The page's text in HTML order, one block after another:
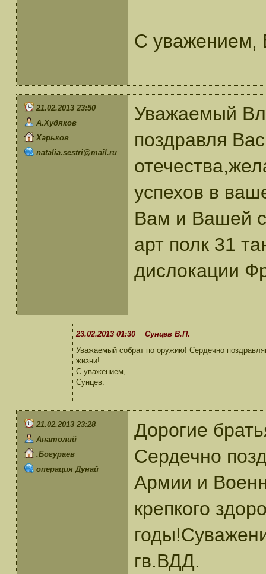
С
21.02.2013 23:50
А.Худяков
Харьков
natalia.sestri@mail.ru
Уважаемый
поздравля
успехов в
Вам и Вашей
арт полк 31
дислокации
23.02.2013 01:30 Сунцев В.П.
Уважаемый собрат по оружию! Сердечно
жизни!
С уважением,
Сунцев.
21.02.2013 23:28
Анатолий
.Богураев
операция Дунай
Дорогие
Сердечно
Армии и
крепкого
гв.ВДД.